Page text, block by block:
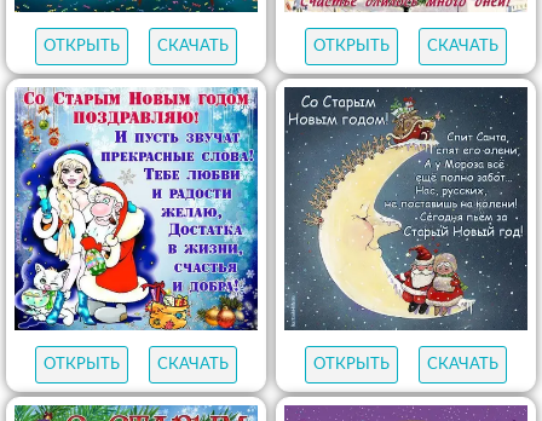
ОТКРЫТЬ СКАЧАТЬ ОТКРЫТЬ СКАЧАТЬ
ОТКРЫТЬ СКАЧАТЬ ОТКРЫТЬ СКАЧАТЬ